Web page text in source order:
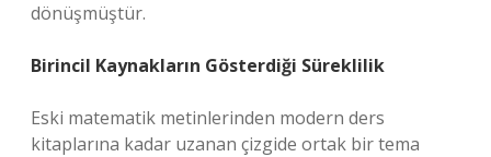
dönüşmüştür.
Birincil Kaynakların Gösterdiği Süreklilik
Eski matematik metinlerinden modern ders
kitaplarına kadar uzanan çizgide ortak bir tema